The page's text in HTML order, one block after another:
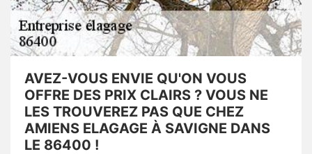
AVEZ-VOUS ENVIE QU'ON VOUS
OFFRE DES PRIX CLAIRS ? VOUS NE
LES TROUVEREZ PAS QUE CHEZ
AMIENS ELAGAGE À SAVIGNE DANS
LE 86400 !